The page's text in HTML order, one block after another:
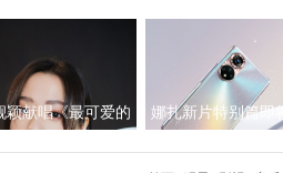
一日行》揭秘罗嘉
为何在巅峰期离开
TVB
启“煮夫”模式 塑造
女性的“人间理
颖献唱《最可爱的
娜扎新片特别篇即